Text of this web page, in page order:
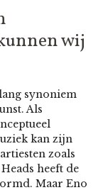
wij
synoniem
Als
kan zijn
zoals
heeft de
Maar Eno